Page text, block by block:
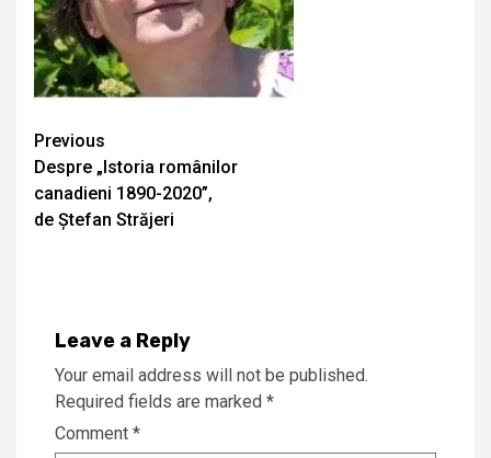
Continue
Reading
Previous
Despre „Istoria românilor
canadieni 1890-2020”,
de Ștefan Străjeri
Leave a Reply
Your email address will not be published.
Required fields are marked *
Comment *